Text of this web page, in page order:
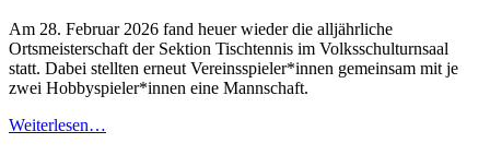
Am 28. Februar 2026 fand heuer wieder die alljährliche
Ortsmeisterschaft der Sektion Tischtennis im Volksschulturnsaal
statt. Dabei stellten erneut Vereinsspieler*innen gemeinsam mit je
zwei Hobbyspieler*innen eine Mannschaft.
Weiterlesen…